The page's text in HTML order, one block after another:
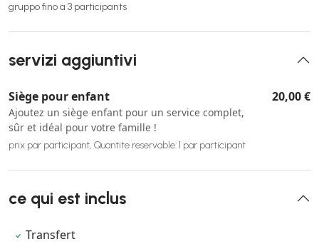
gruppo fino a 3 participants
servizi aggiuntivi
Siège pour enfant
Ajoutez un siège enfant pour un service complet,
sûr et idéal pour votre famille !
20,00 €
prix par participant, Quantite reservable: 1 par participant
ce qui est inclus
Transfert